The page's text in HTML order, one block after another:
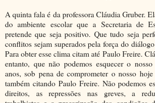
A quinta fala é da professora Cláudia Gruber.
do ambiente escolar que a Secretaria de
pretende que seja positivo. Que tudo seja
conflitos sejam superados pela força do
Para obter esse clima citam até Paulo Freire.
entanto, que não podemos esquecer o
anos, sob pena de comprometer o nosso
também citando Paulo Freire. Não podemos
direitos, as repressões nas greves, a